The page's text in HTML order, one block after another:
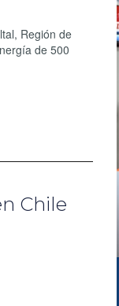
Región de
de 500
Chile